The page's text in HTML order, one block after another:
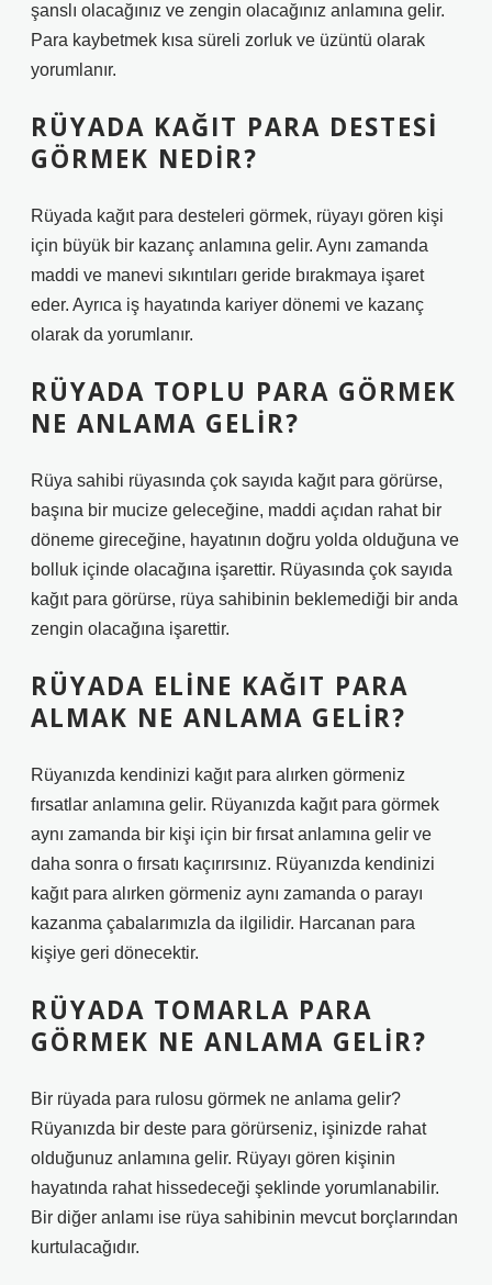
şanslı olacağınız ve zengin olacağınız anlamına gelir.
Para kaybetmek kısa süreli zorluk ve üzüntü olarak
yorumlanır.
RÜYADA KAĞIT PARA DESTESI
GÖRMEK NEDIR?
Rüyada kağıt para desteleri görmek, rüyayı gören kişi
için büyük bir kazanç anlamına gelir. Aynı zamanda
maddi ve manevi sıkıntıları geride bırakmaya işaret
eder. Ayrıca iş hayatında kariyer dönemi ve kazanç
olarak da yorumlanır.
RÜYADA TOPLU PARA GÖRMEK
NE ANLAMA GELIR?
Rüya sahibi rüyasında çok sayıda kağıt para görürse,
başına bir mucize geleceğine, maddi açıdan rahat bir
döneme gireceğine, hayatının doğru yolda olduğuna ve
bolluk içinde olacağına işarettir. Rüyasında çok sayıda
kağıt para görürse, rüya sahibinin beklemediği bir anda
zengin olacağına işarettir.
RÜYADA ELINE KAĞIT PARA
ALMAK NE ANLAMA GELIR?
Rüyanızda kendinizi kağıt para alırken görmeniz
fırsatlar anlamına gelir. Rüyanızda kağıt para görmek
aynı zamanda bir kişi için bir fırsat anlamına gelir ve
daha sonra o fırsatı kaçırırsınız. Rüyanızda kendinizi
kağıt para alırken görmeniz aynı zamanda o parayı
kazanma çabalarımızla da ilgilidir. Harcanan para
kişiye geri dönecektir.
RÜYADA TOMARLA PARA
GÖRMEK NE ANLAMA GELIR?
Bir rüyada para rulosu görmek ne anlama gelir?
Rüyanızda bir deste para görürseniz, işinizde rahat
olduğunuz anlamına gelir. Rüyayı gören kişinin
hayatında rahat hissedeceği şeklinde yorumlanabilir.
Bir diğer anlamı ise rüya sahibinin mevcut borçlarından
kurtulacağıdır.